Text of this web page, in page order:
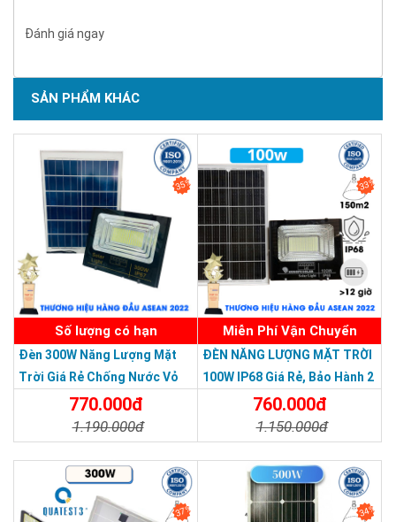
SẢN PHẨM CHẤT LƯỢNG - DỊCH VỤ TIN DÙNG LẦN VII - 2020
Đánh giá ngay
SẢN PHẨM KHÁC
35%
Số lượng có hạn
Đèn 300W Năng Lượng Mặt
Trời Giá Rẻ Chống Nước Vỏ
Nhôm Đúc770.000đ
1.190.000đ
33%
Miễn Phí Vận Chuyển
ĐÈN NĂNG LƯỢNG MẶT TRỜI
100W IP68 Giá Rẻ, Bảo Hành 2
760.000đ
1.150.000đ
37% 34%